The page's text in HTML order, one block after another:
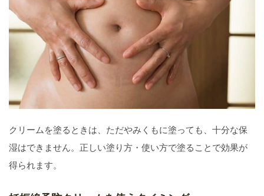
クリームを塗るときは、ただやみくもに塗っても、十分な保
湿はできません。正しい塗り方・使い方で塗ることで効果が
得られます。